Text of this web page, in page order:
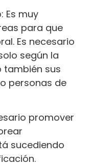
Es muy
para que
Es necesario
según la
también sus
personas de
promover
sucediendo